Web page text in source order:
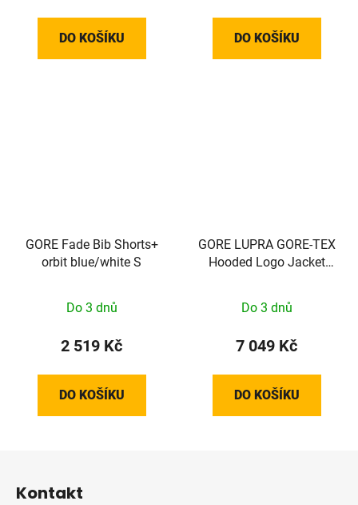
DO KOŠÍKU DO KOŠÍKU
GORE Fade Bib Shorts+
orbit blue/white S
Do 3 dnů
2 519 Kč
DO KOŠÍKU
GORE LUPRA GORE-TEX
Hooded Logo Jacket
Do 3 dnů
7 049 Kč
DO KOŠÍKU
Kontakt